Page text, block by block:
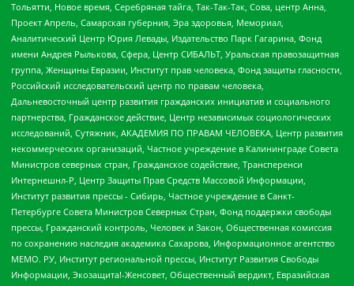
Тольятти, Новое время, Серебряная тайга, Так-Так-Так, Сова, центр Анна,
Проект Апрель, Самарская губерния, Эра здоровья, Мемориал,
Аналитический Центр Юрия Левады, Издательство Парк Гагарина, Фонд
имени Андрея Рылькова, Сфера, Центр СИБАЛЬТ, Уральская правозащитная
группа, Женщины Евразии, Институт прав человека, Фонд защиты гласности,
Российский исследовательский центр по правам человека,
Дальневосточный центр развития гражданских инициатив и социального
партнерства, Гражданское действие, Центр независимых социологических
исследований, Сутяжник, АКАДЕМИЯ ПО ПРАВАМ ЧЕЛОВЕКА, Центр развития
некоммерческих организаций, Частное учреждение в Калининграде Совета
Министров северных стран, Гражданское содействие, Трансперенси
Интернешнл-Р, Центр Защиты Прав Средств Массовой Информации,
Институт развития прессы - Сибирь, Частное учреждение в Санкт-
Петербурге Совета Министров Северных Стран, Фонд поддержки свободы
прессы, Гражданский контроль, Человек и Закон, Общественная комиссия
по сохранению наследия академика Сахарова, Информационное агентство
МЕМО. РУ, Институт региональной прессы, Институт Развития Свободы
Информации, Экозащита!-Женсовет, Общественный вердикт, Евразийская